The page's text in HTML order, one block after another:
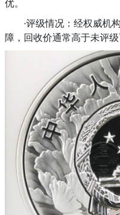
优。
·评级情况：经权威机构
障，回收价通常高于未评级